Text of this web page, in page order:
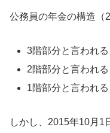
公務員の年金の構造（
3階部分と言われ
2階部分と言われ
1階部分と言われ
しかし、2015年10月1